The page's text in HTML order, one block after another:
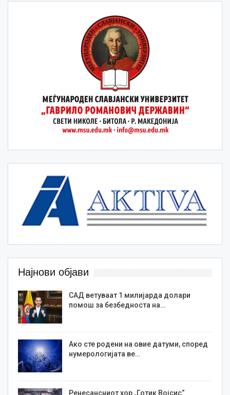
Најнови објави
САД ветуваат 1 милијарда долари
помош за безбедноста на…
Ако сте родени на овие датуми, според
нумерологијата ве…
Ренесансниот хор „Готик Војсис“